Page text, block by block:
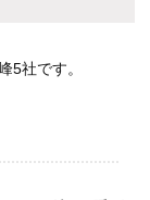
5社です。